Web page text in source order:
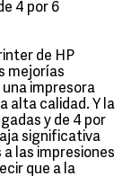
4 por 6
de HP
mejorías
impresora
alta calidad. Y la
y de 4 por
significativa
las impresiones
que a la